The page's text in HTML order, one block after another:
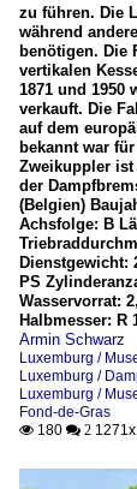
zu führen. Die
während
benötigen. Die
vertikalen
1871 und 1950
verkauft. Die
auf dem
bekannt war
Zweikuppler ist
der
(Belgien)
Achsfolge: B
Dienstgewicht:
PS
Wasservorrat:
Halbmesser: R
Armin Schwarz
Luxemburg /
Luxemburg /
Luxemburg /
Fond-de-Gras
 180  2